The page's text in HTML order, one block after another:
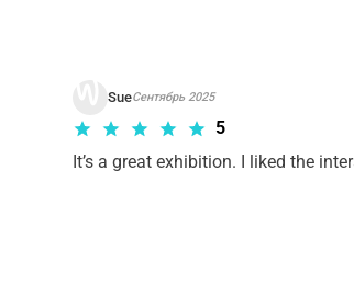
SueСентябрь 2025
5
It’s a great exhibition. I liked the